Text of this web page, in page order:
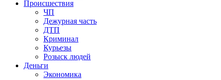
Происшествия
ЧП
Дежурная часть
ДТП
Криминал
Курьезы
Розыск людей
Деньги
Экономика